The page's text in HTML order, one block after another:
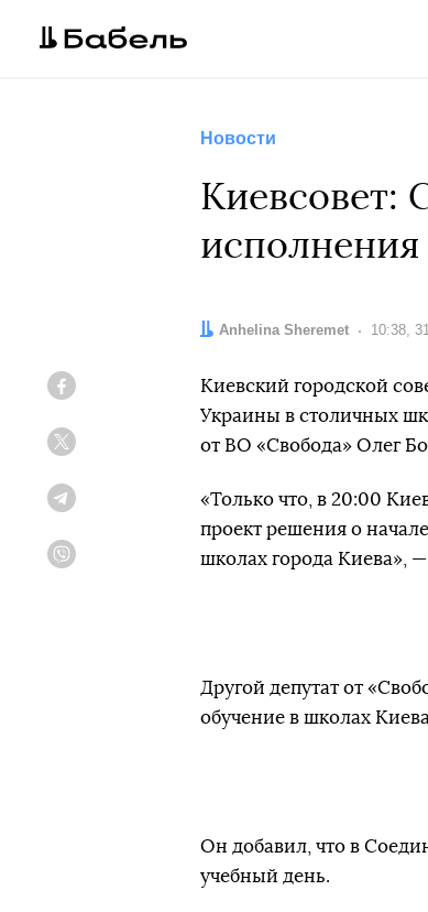
Новости
Киевсовет:
Автор:
Anhelina Sheremet Дата:
10:38,
Киевский городской
Украины в столичных
от ВО «Свобода» Олег
«Только что, в 20:00
проект решения о
школах города Киева»,
Другой депутат от
обучение в школах
Он добавил, что в
учебный день.